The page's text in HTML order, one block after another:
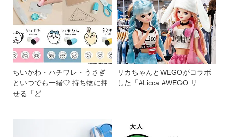
ちいかわ・ハチワレ・うさぎ
といつでも一緒♡ 持ち物に押
せる「ど...
リカちゃんとWEGOがコラボ
した「#Licca #WEGO リ...